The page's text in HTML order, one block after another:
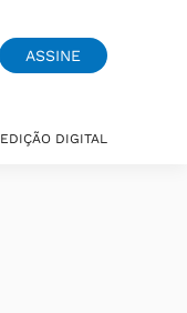
ASSINE
EDIÇÃO DIGITAL